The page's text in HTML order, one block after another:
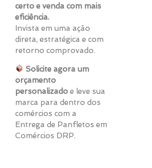
certo e venda com mais
eficiência.
Invista em uma ação
direta, estratégica e com
retorno comprovado.
Solicite agora um
orçamento
personalizado e leve sua
marca para dentro dos
comércios com a
Entrega de Panfletos em
Comércios DRP.